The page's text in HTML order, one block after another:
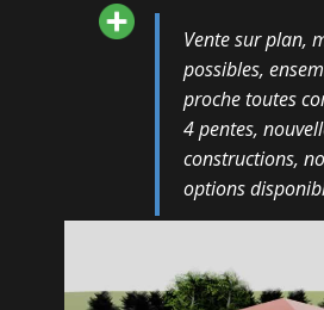
Vente sur plan,
possibles,
proche toutes
4 pentes,
constructions,
options